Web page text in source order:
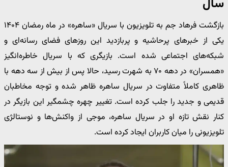
سال
بازگشت فرهاد جم به تلویزیون با سریال «ساهره» در ماه رمضان ۱۴۰۴
یکی از خبرهای پرحاشیه و پربازدید این روزهای فضای رسانه‌ای و
شبکه‌های اجتماعی شده است. بازیگری که با سریال خاطره‌انگیز
«همسران» در دهه ۷۰ به شهرت رسید، حالا پس از بیش از سه دهه با
ظاهری کاملاً متفاوت در سریال ساهره ظاهر شده و توجه مخاطبان
قدیمی و جدید را جلب کرده است. تغییر چهره چشمگیر این بازیگر در
کنار نقش تازه او در سریال ساهره، موجی از واکنش‌ها و نوستالژی
تلویزیونی را میان کاربران ایجاد کرده است.